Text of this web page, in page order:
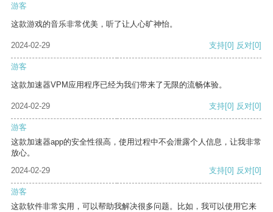
游客
这款游戏的音乐非常优美，听了让人心旷神怡。
2024-02-29 支持[0] 反对[0]
游客
这款加速器VPM应用程序已经为我们带来了无限的流畅体验。
2024-02-29 支持[0] 反对[0]
游客
这款加速器app的安全性很高，使用过程中不会泄露个人信息，让我非常
放心。
2024-02-29
支持[0] 反对[0]
游客
这款软件非常实用，可以帮助我解决很多问题。比如，我可以使用它来